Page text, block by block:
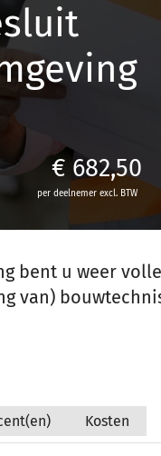
€ 682,50
per deelnemer excl. BTW
bent u weer
van)
Kosten